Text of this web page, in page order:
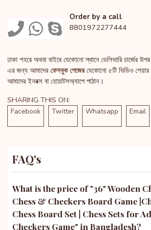
Order by a call
8801972277444
ঢাকা শহরে অথবা বাইরে যেকোনো স্থানে ডেলিভারি চার্জের
এর জন্য আমাদের ফেসবুক পেজেরযেকোনো ৫টি ভিডিও শেয়ার
আমাদের ইনবক্স বা হোয়াটসঅ্যাপে পাঠান।
SHARING THIS ON:
Facebook Twitter Whatsapp Email
FAQ's
What is the price of "36" Wooden
Chess & Checkers Board Game
Chess Board Set | Chess Sets for
Checkers Game" in Bangladesh?